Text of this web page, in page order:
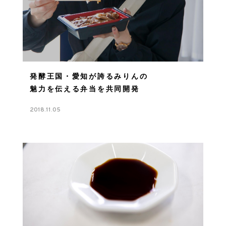
発酵王国・愛知が誇るみりんの
魅力を伝える弁当を共同開発
2018.11.05